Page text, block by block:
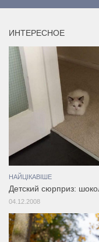
ИНТЕРЕСНОЕ
НАЙЦІКАВІШЕ
Детский сюрприз:
04.12.2008